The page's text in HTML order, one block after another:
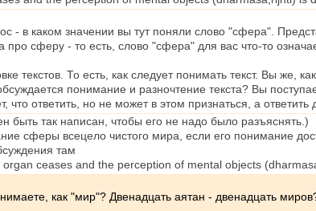
- в каком значении вы тут поняли слово "сфера".
про сферу - то есть, слово "сфера" для вас что-то
текстов. То есть, как следует понимать текст. Вы же,
понимание и разночтение текста? Вы
что ответить, но не может в этом признаться, а ответить
быть так написан, чтобы его не надо было разъяснять.)
сферы всецело чистого мира, если его понимание
там
ceases and the perception of mental objects
как "мир"? Двенадцать аятан - двенадцать